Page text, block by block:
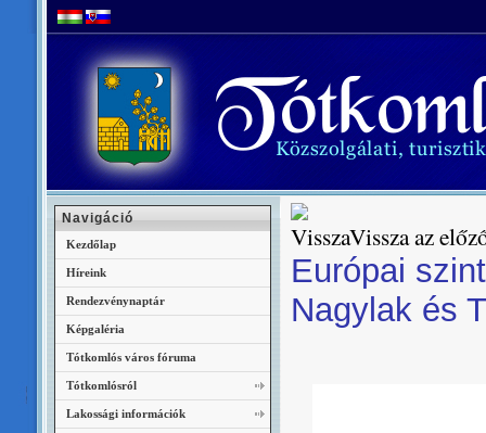
Vissza az
Európai
Nagylak és
Navigáció
Kezdőlap
Híreink
Rendezvénynaptár
Képgaléria
Tótkomlós város fóruma
Tótkomlósról
Lakossági információk